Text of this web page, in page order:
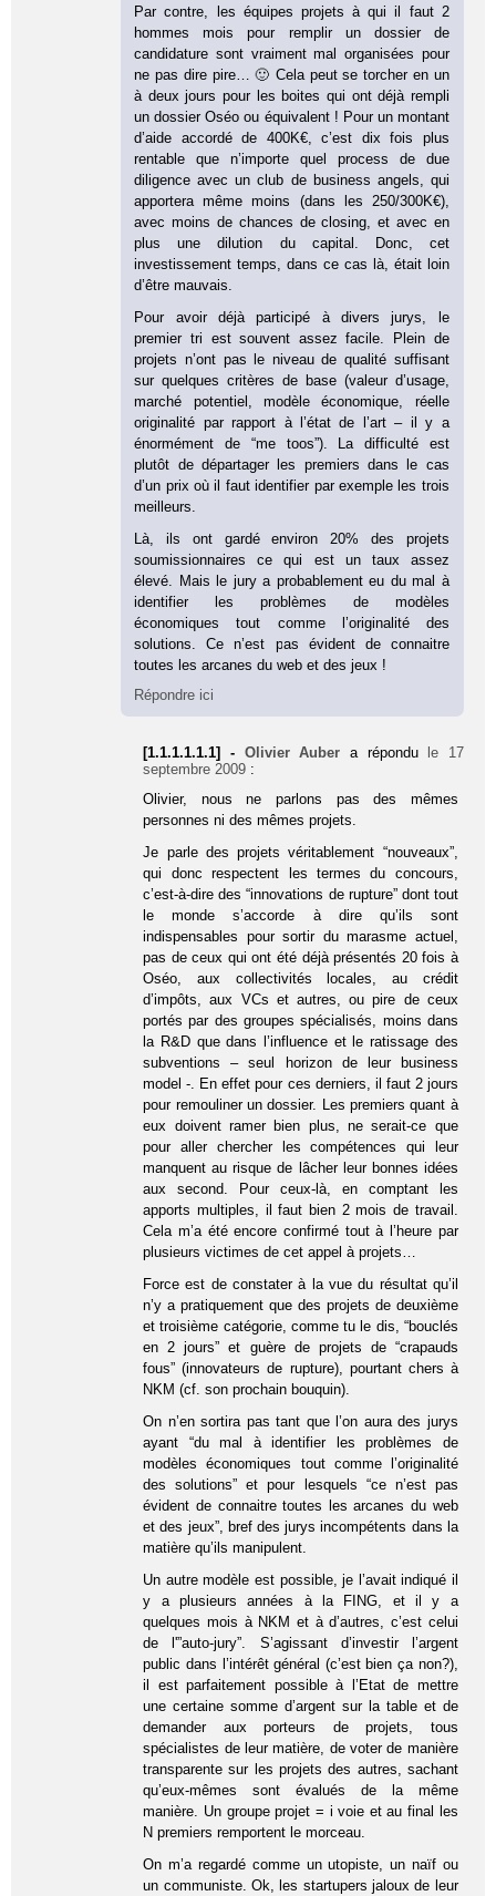
Par contre, les équipes projets à qui il faut 2
hommes mois pour remplir un dossier de
candidature sont vraiment mal organisées pour
ne pas dire pire… 🙂 Cela peut se torcher en un
à deux jours pour les boites qui ont déjà rempli
un dossier Oséo ou équivalent ! Pour un montant
d’aide accordé de 400K€, c’est dix fois plus
rentable que n’importe quel process de due
diligence avec un club de business angels, qui
apportera même moins (dans les 250/300K€),
avec moins de chances de closing, et avec en
plus une dilution du capital. Donc, cet
investissement temps, dans ce cas là, était loin
d’être mauvais.
Pour avoir déjà participé à divers jurys, le
premier tri est souvent assez facile. Plein de
projets n’ont pas le niveau de qualité suffisant
sur quelques critères de base (valeur d’usage,
marché potentiel, modèle économique, réelle
originalité par rapport à l’état de l’art – il y a
énormément de “me toos”). La difficulté est
plutôt de départager les premiers dans le cas
d’un prix où il faut identifier par exemple les trois
meilleurs.
Là, ils ont gardé environ 20% des projets
soumissionnaires ce qui est un taux assez
élevé. Mais le jury a probablement eu du mal à
identifier les problèmes de modèles
économiques tout comme l’originalité des
solutions. Ce n’est pas évident de connaitre
toutes les arcanes du web et des jeux !
Répondre ici
[1.1.1.1.1.1] - Olivier Auber a répondu le 17
septembre 2009 :
Olivier, nous ne parlons pas des mêmes
personnes ni des mêmes projets.
Je parle des projets véritablement “nouveaux”,
qui donc respectent les termes du concours,
c’est-à-dire des “innovations de rupture” dont tout
le monde s’accorde à dire qu’ils sont
indispensables pour sortir du marasme actuel,
pas de ceux qui ont été déjà présentés 20 fois à
Oséo, aux collectivités locales, au crédit
d’impôts, aux VCs et autres, ou pire de ceux
portés par des groupes spécialisés, moins dans
la R&D que dans l’influence et le ratissage des
subventions – seul horizon de leur business
model -. En effet pour ces derniers, il faut 2 jours
pour remouliner un dossier. Les premiers quant à
eux doivent ramer bien plus, ne serait-ce que
pour aller chercher les compétences qui leur
manquent au risque de lâcher leur bonnes idées
aux second. Pour ceux-là, en comptant les
apports multiples, il faut bien 2 mois de travail.
Cela m’a été encore confirmé tout à l’heure par
plusieurs victimes de cet appel à projets…
Force est de constater à la vue du résultat qu’il
n’y a pratiquement que des projets de deuxième
et troisième catégorie, comme tu le dis, “bouclés
en 2 jours” et guère de projets de “crapauds
fous” (innovateurs de rupture), pourtant chers à
NKM (cf. son prochain bouquin).
On n’en sortira pas tant que l’on aura des jurys
ayant “du mal à identifier les problèmes de
modèles économiques tout comme l’originalité
des solutions” et pour lesquels “ce n’est pas
évident de connaitre toutes les arcanes du web
et des jeux”, bref des jurys incompétents dans la
matière qu’ils manipulent.
Un autre modèle est possible, je l’avait indiqué il
y a plusieurs années à la FING, et il y a
quelques mois à NKM et à d’autres, c’est celui
de l'”auto-jury”. S’agissant d’investir l’argent
public dans l’intérêt général (c’est bien ça non?),
il est parfaitement possible à l’Etat de mettre
une certaine somme d’argent sur la table et de
demander aux porteurs de projets, tous
spécialistes de leur matière, de voter de manière
transparente sur les projets des autres, sachant
qu’eux-mêmes sont évalués de la même
manière. Un groupe projet = i voie et au final les
N premiers remportent le morceau.
On m’a regardé comme un utopiste, un naïf ou
un communiste. Ok, les startupers jaloux de leur